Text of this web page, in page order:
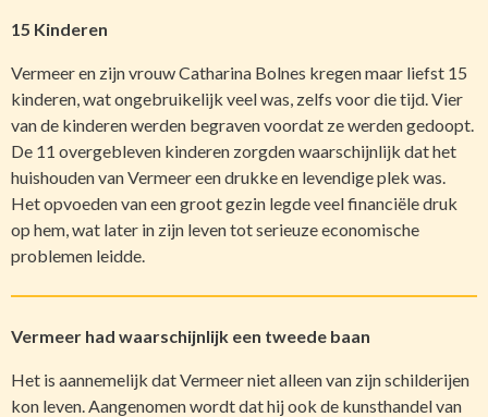
15 Kinderen
Vermeer en zijn vrouw Catharina Bolnes kregen maar liefst 15
kinderen, wat ongebruikelijk veel was, zelfs voor die tijd. Vier
van de kinderen werden begraven voordat ze werden gedoopt.
De 11 overgebleven kinderen zorgden waarschijnlijk dat het
huishouden van Vermeer een drukke en levendige plek was.
Het opvoeden van een groot gezin legde veel financiële druk
op hem, wat later in zijn leven tot serieuze economische
problemen leidde.
Vermeer had waarschijnlijk een tweede baan
Het is aannemelijk dat Vermeer niet alleen van zijn schilderijen
kon leven. Aangenomen wordt dat hij ook de kunsthandel van